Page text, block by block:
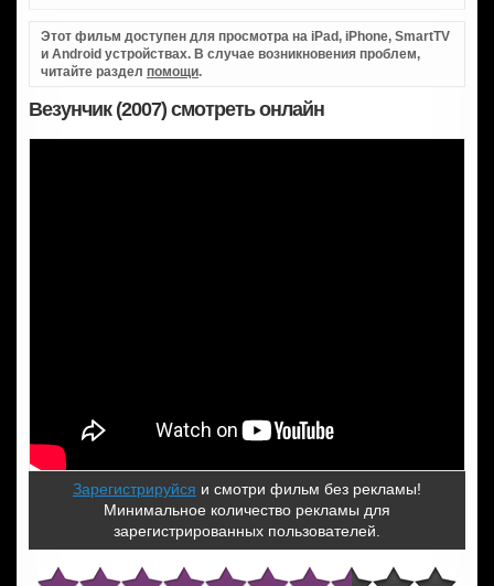
Этот фильм доступен для просмотра на iPad, iPhone, SmartTV
и Android устройствах. В случае возникновения проблем,
читайте раздел помощи.
Везунчик (2007) смотреть онлайн
Зарегистрируйся и смотри фильм без рекламы!
Минимальное количество рекламы для
зарегистрированных пользователей.